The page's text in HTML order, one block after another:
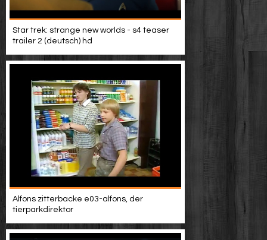
Star trek: strange new worlds - s4 teaser
trailer 2 (deutsch) hd
Alfons zitterbacke e03-alfons, der
tierparkdirektor